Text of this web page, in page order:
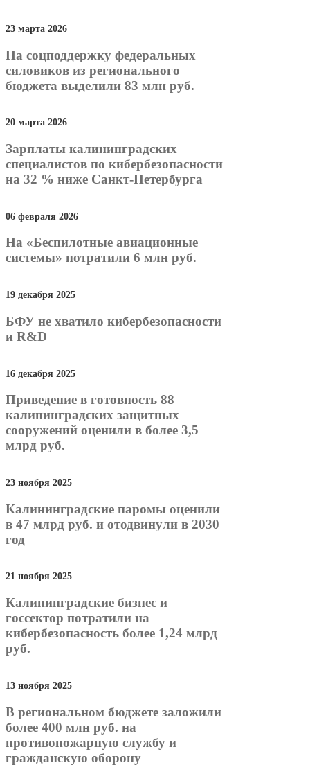
23 марта 2026
На соцподдержку федеральных
силовиков из регионального
бюджета выделили 83 млн руб.
20 марта 2026
Зарплаты калининградских
специалистов по кибербезопасности
на 32 % ниже Санкт-Петербурга
06 февраля 2026
На «Беспилотные авиационные
системы» потратили 6 млн руб.
19 декабря 2025
БФУ не хватило кибербезопасности
и R&D
16 декабря 2025
Приведение в готовность 88
калининградских защитных
сооружений оценили в более 3,5
млрд руб.
23 ноября 2025
Калининградские паромы оценили
в 47 млрд руб. и отодвинули в 2030
год
21 ноября 2025
Калининградские бизнес и
госсектор потратили на
кибербезопасность более 1,24 млрд
руб.
13 ноября 2025
В региональном бюджете заложили
более 400 млн руб. на
противопожарную службу и
гражданскую оборону